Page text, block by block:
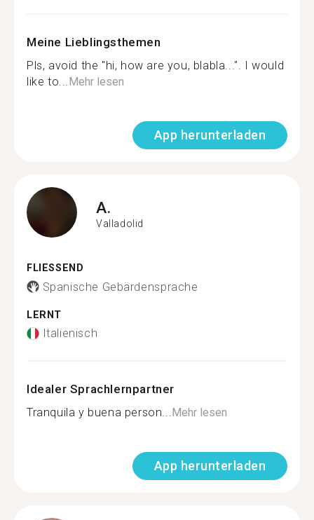
Meine Lieblingsthemen
Pls, avoid the "hi, how are you, blabla...". I would
like to...Mehr lesen
App herunterladen
A.
Valladolid
FLIESSEND
Spanische Gebärdensprache
LERNT
Italienisch
Idealer Sprachlernpartner
Tranquila y buena person...Mehr lesen
App herunterladen